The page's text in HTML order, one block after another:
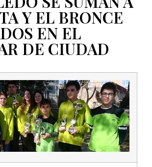
Y EL BRONCE
EN EL
DE CIUDAD